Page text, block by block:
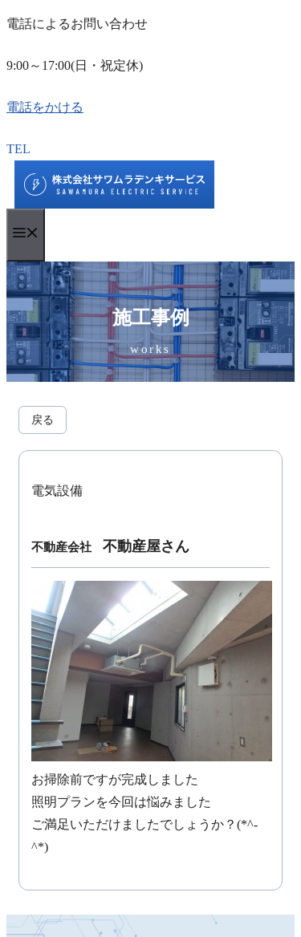
電話によるお問い合わせ
9:00～17:00(日・祝定休)
電話をかける
コ
ツ
へ
ス
ッ
プ
TEL
施工事例
works
戻る
電気設備
不動産会社 不動産屋さん
お掃除前ですが完成しました
照明プランを今回は悩みました
ご満足いただけましたでしょうか？(*^-
^*)